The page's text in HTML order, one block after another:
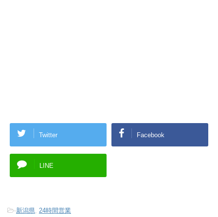
Twitter Facebook
LINE
-新潟県, 24時間営業